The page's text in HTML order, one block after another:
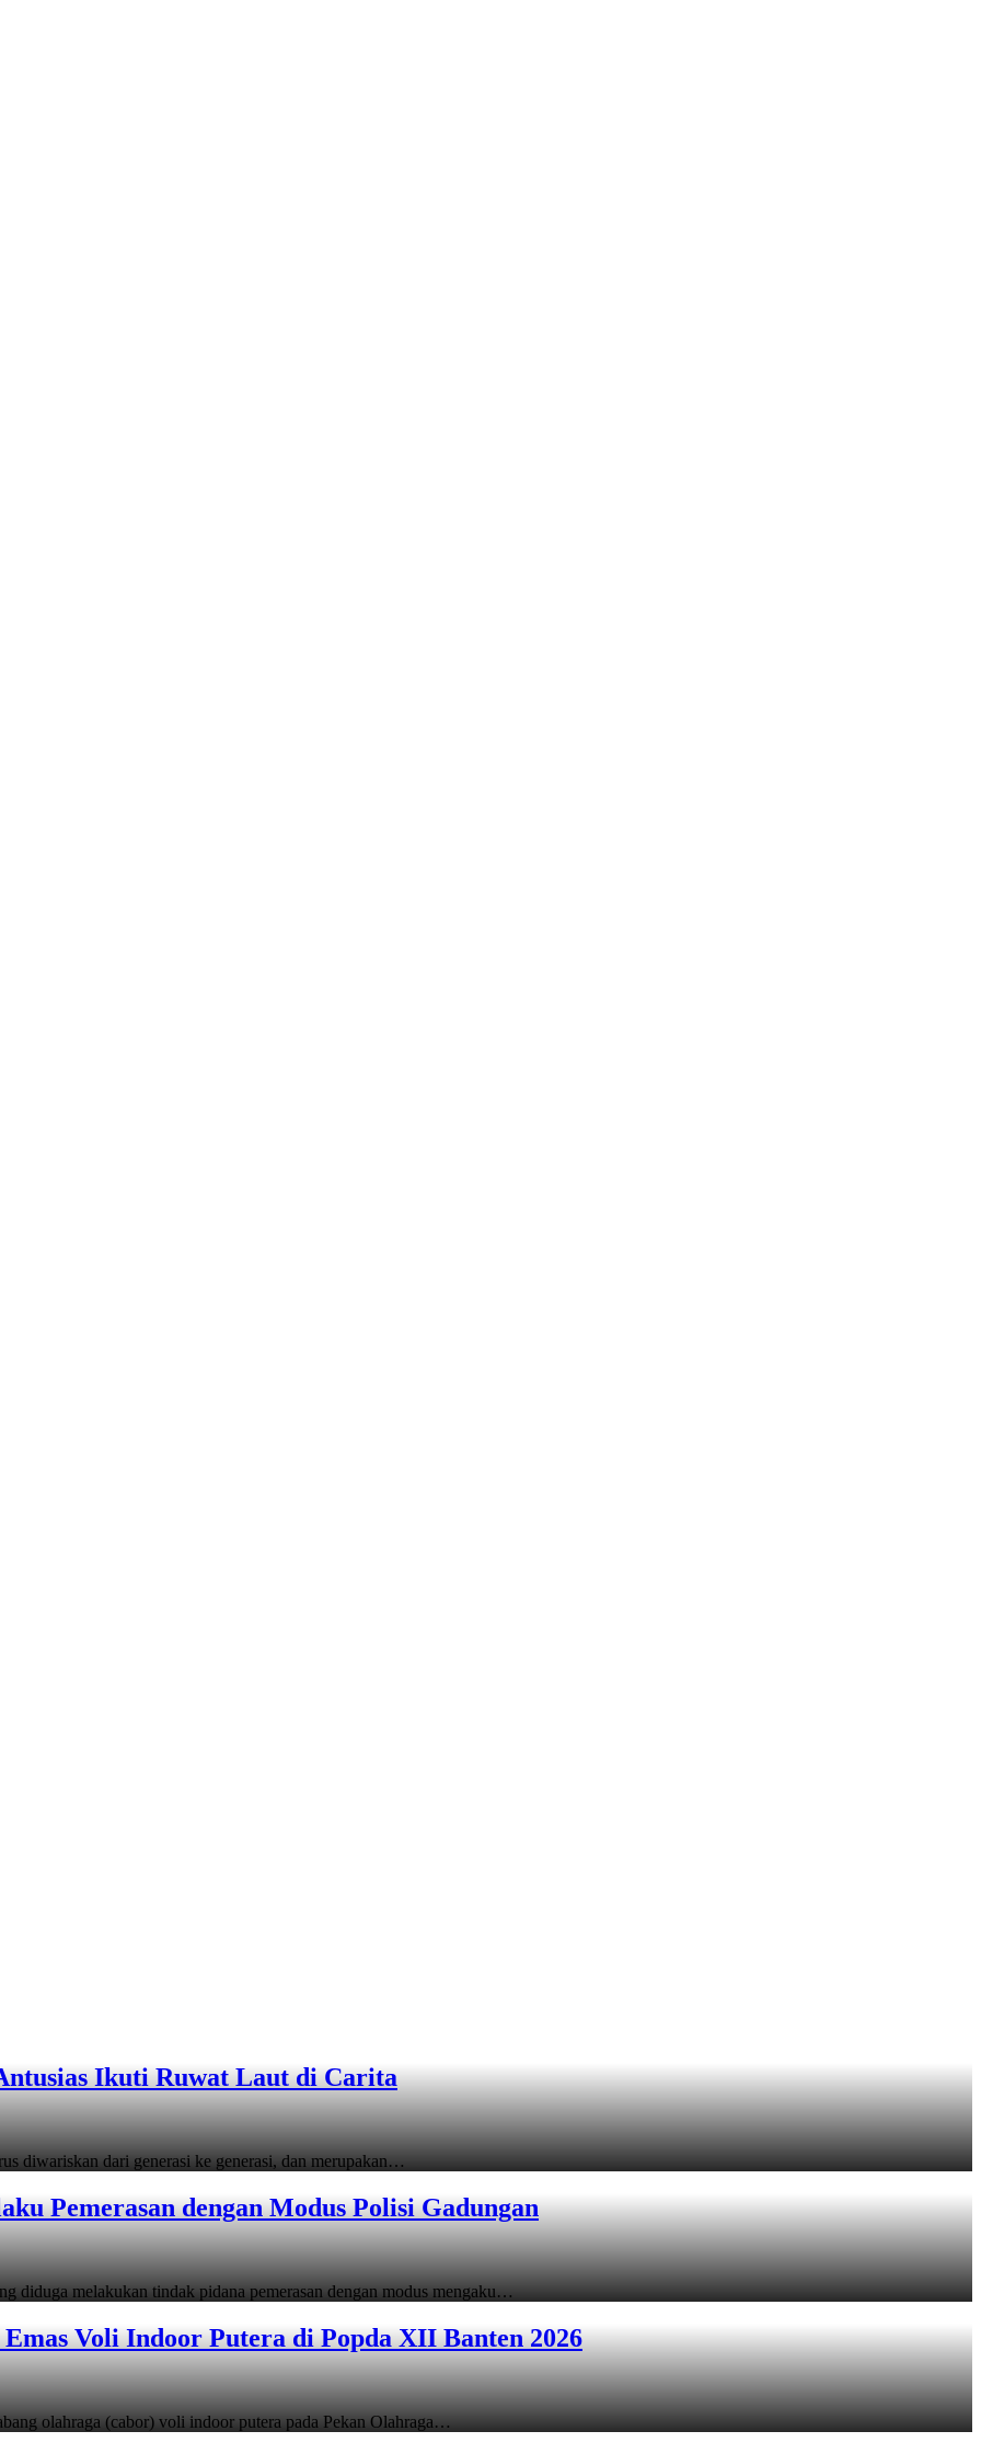
Ikuti Ruwat Laut di Carita
diwariskan dari generasi ke generasi, dan merupakan…
Pemerasan dengan Modus Polisi Gadungan
diduga melakukan tindak pidana pemerasan dengan modus mengaku…
Voli Indoor Putera di Popda XII Banten 2026
olahraga (cabor) voli indoor putera pada Pekan Olahraga…